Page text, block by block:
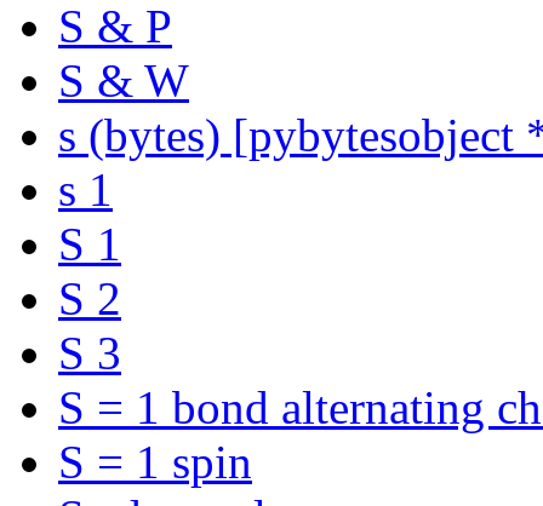
S & P
S & W
s (bytes) [pybytesobject
s 1
S 1
S 2
S 3
S = 1 bond alternating
S = 1 spin